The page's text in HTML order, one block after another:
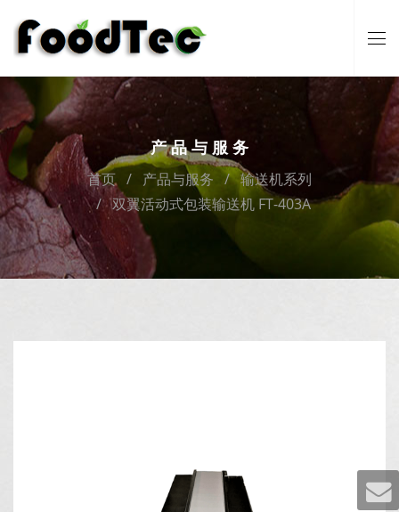
产品与服务
首页 产品与服务
输送机系列
双翼活动式包装输送机 FT-403A